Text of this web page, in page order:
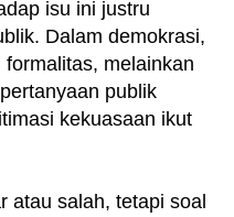
isu ini justru
Dalam demokrasi,
melainkan
publik
kekuasaan ikut
atau salah, tetapi soal